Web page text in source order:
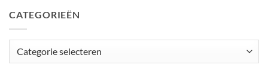
CATEGORIEËN